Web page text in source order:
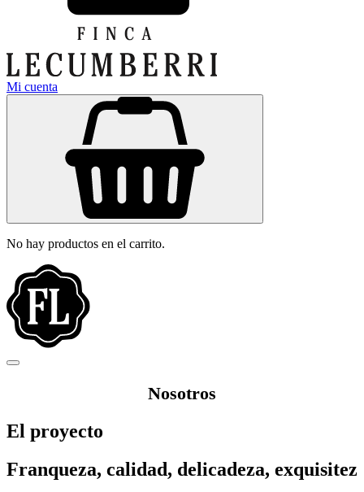
Mi cuenta
No hay productos en el carrito.
Nosotros
El proyecto
Franqueza, calidad, delicadeza, exquisitez